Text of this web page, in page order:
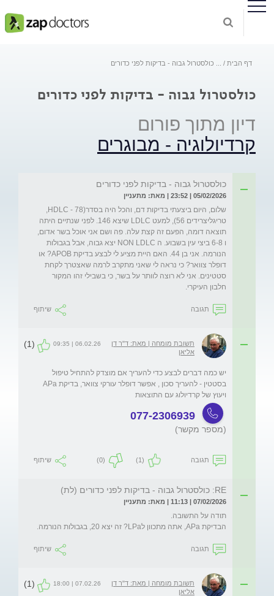
דף הבית כולסטרול גבוה - בדיקות לפני כדורים
כולסטרול גבוה - בדיקות לפני כדורים
דיון מתוך פורום
קרדיולוגיה - מבוגרים
כולסטרול גבוה - בדיקות לפני כדורים
05/02/2026 | 23:52 | מאת: מתעניין
שלום, היום ביצעתי בדיקות דם, והכל היה בסדר(HDLC - 78,
טריגליצרידים 56), למעט LDLC שיצא 146. לפני שנתיים היתה
תוצאה דומה, הפעם זה קצת עלה. פה ושם אני אוכל בשר אדום,
ו 6-8 ביצי עין בשבוע. ה NON LDLC יצא גבוה, אבל בגבולות
הנורמה. אני בן 44. האם היית מציע לי לבצע בדיקת APOB? או
דופלר צוואר? כי נראה לי שאני מתקרב לרמה שאצטרך לקחת
סטטינים. אני לא רוצה לוותר על בשר, כי בשבילי זהו המקור
חלבון העיקרי.
תגובה שיתוף
תשובת מומחה | מאת: ד"ר דן
אליאן
06.02.26 | 09:35
(1)
יש כמה דברים לבצע כדי להעריך אם מוצדק להתחיל טיפול
ויעוץ של קרדיולוג עם התוצאות
077-2306939
(מספר מקשר)
תגובה (1)
(0) שיתוף
RE: כולסטרול גבוה - בדיקות לפני כדורים (לת)
07/02/2026 | 11:13 | מאת: מתעניין
הבדיקת APa, אתה מתכוון לLPa? זה יצא 20, בגבולות הנורמה.
תגובה שיתוף
תשובת מומחה | מאת: ד"ר דן
אליאן
07.02.26 | 18:00
(1)